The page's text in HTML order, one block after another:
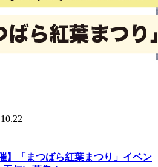
】「まつばら紅葉まつり」イベン